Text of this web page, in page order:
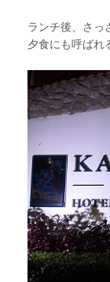
ランチ後、さっ
夕食にも呼ばれ